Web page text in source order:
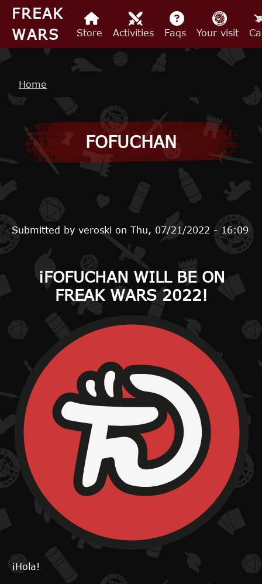
Skip to main content
FREAK
WARS
Store Activities Faqs Your visit
Breadcrumb
Home
FOFUCHAN
Submitted by veroski on Thu, 07/21/2022 - 16:09
¡FOFUCHAN WILL BE ON
FREAK WARS 2022!
¡Hola!